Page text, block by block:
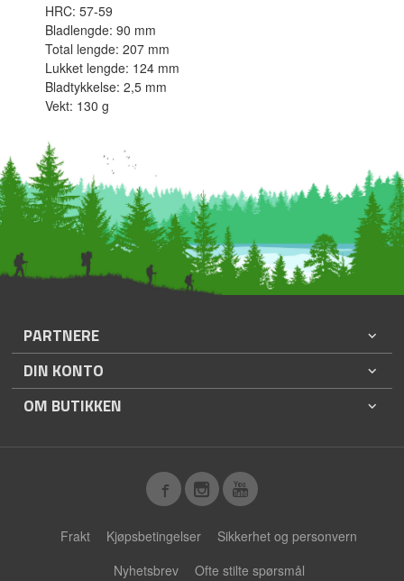
HRC: 57-59
Bladlengde: 90 mm
Total lengde: 207 mm
Lukket lengde: 124 mm
Bladtykkelse: 2,5 mm
Vekt: 130 g
PARTNERE
DIN KONTO
OM BUTIKKEN
Frakt Kjøpsbetingelser
Sikkerhet og personvern
Nyhetsbrev
Ofte stilte spørsmål